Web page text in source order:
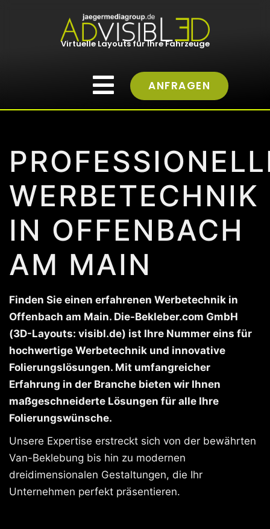
Virtuelle Layouts für Ihre Fahrzeuge
ANFRAGEN
WERBETECHNIK
IN OFFENBACH
AM MAIN
Finden Sie einen erfahrenen Werbetechnik in
Offenbach am Main. Die-Bekleber.com GmbH
(3D-Layouts: visibl.de) ist Ihre Nummer eins für
hochwertige Werbetechnik und innovative
Folierungslösungen. Mit umfangreicher
Erfahrung in der Branche bieten wir Ihnen
maßgeschneiderte Lösungen für alle Ihre
Folierungswünsche.
Unsere Expertise erstreckt sich von der bewährten
Van-Beklebung bis hin zu modernen
dreidimensionalen Gestaltungen, die Ihr
Unternehmen perfekt präsentieren.